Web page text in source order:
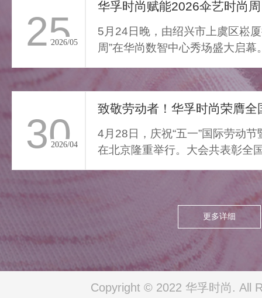
家门，我们亟需“能裹住情
绪”的柔色。家居服将“家的温
柔结界”缝进每寸面料，无需
逃离，换上这身柔雾，便能
让外界紧绷沉进居家软意，
呼吸慢下来，让家成为接住
所有情绪的栖居地。
25
2026/05
华孚时尚赋能2026伞艺时尚
5月24日晚，由绍兴市上虞区崧
周”在华尚数智中心秀场盛大启幕
30
2026/04
致敬劳动者！华孚时尚荣膺
4月28日，庆祝“五一”国际劳动
在北京隆重举行。大会共表彰全
更多详细
Copyright © 2022 华孚时尚. All